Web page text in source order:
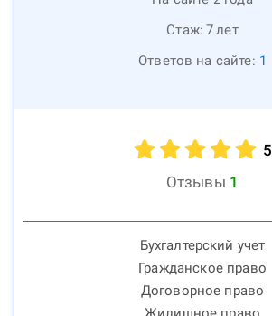
Стаж: 7лет
Ответов на сайте: 1
5
Отзывы 1
Бухгалтерский учет
Гражданское право
Договорное право